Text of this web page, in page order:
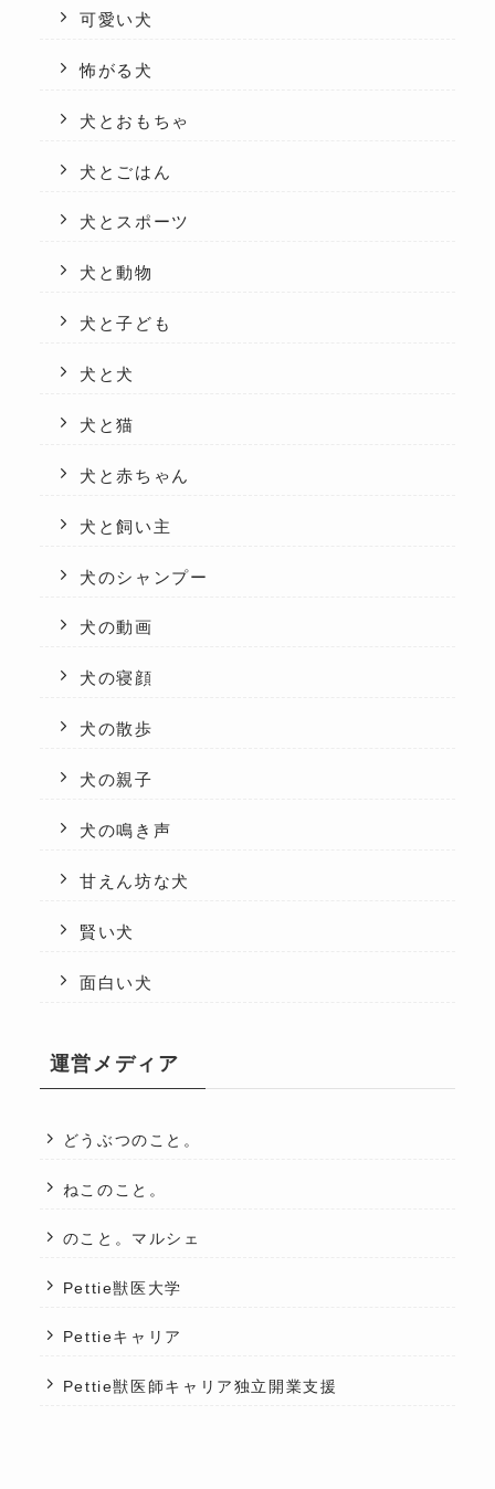
可愛い犬
怖がる犬
犬とおもちゃ
犬とごはん
犬とスポーツ
犬と動物
犬と子ども
犬と犬
犬と猫
犬と赤ちゃん
犬と飼い主
犬のシャンプー
犬の動画
犬の寝顔
犬の散歩
犬の親子
犬の鳴き声
甘えん坊な犬
賢い犬
面白い犬
運営メディア
どうぶつのこと。
ねこのこと。
のこと。マルシェ
Pettie獣医大学
Pettieキャリア
Pettie獣医師キャリア独立開業支援